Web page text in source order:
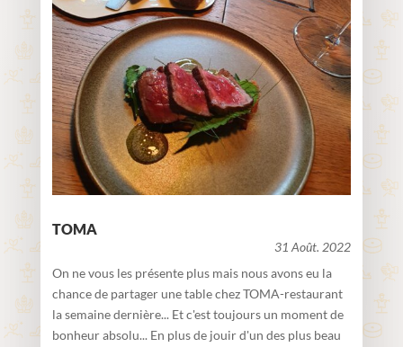
TOMA
31 Août. 2022
On ne vous les présente plus mais nous avons eu la
chance de partager une table chez TOMA-restaurant
la semaine dernière... Et c'est toujours un moment de
bonheur absolu... En plus de jouir d'un des plus beau